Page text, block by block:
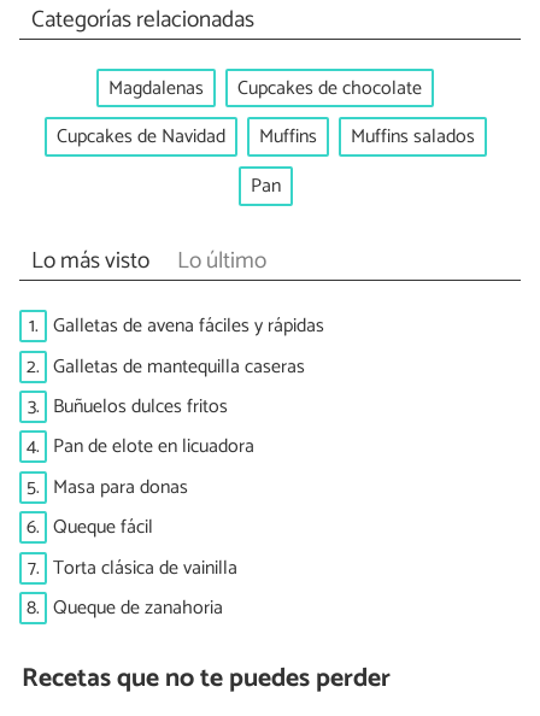
Categorías relacionadas
Magdalenas
Cupcakes de chocolate
Cupcakes de Navidad
Muffins
Muffins salados
Pan
Lo más visto Lo último
1. Galletas de avena fáciles y rápidas
2. Galletas de mantequilla caseras
3. Buñuelos dulces fritos
4. Pan de elote en licuadora
5. Masa para donas
6. Queque fácil
7. Torta clásica de vainilla
8. Queque de zanahoria
Recetas que no te puedes perder